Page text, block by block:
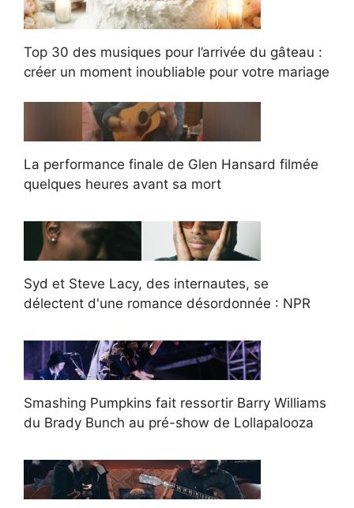
Top 30 des musiques pour l’arrivée du gâteau :
créer un moment inoubliable pour votre mariage
La performance finale de Glen Hansard filmée
quelques heures avant sa mort
Syd et Steve Lacy, des internautes, se
délectent d'une romance désordonnée : NPR
Smashing Pumpkins fait ressortir Barry Williams
du Brady Bunch au pré-show de Lollapalooza